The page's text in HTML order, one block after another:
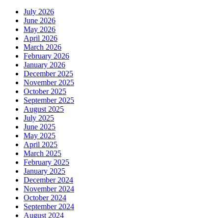
July 2026
June 2026
May 2026
April 2026
March 2026
February 2026
January 2026
December 2025
November 2025
October 2025
September 2025
August 2025
July 2025
June 2025
May 2025
April 2025
March 2025
February 2025
January 2025
December 2024
November 2024
October 2024
September 2024
August 2024